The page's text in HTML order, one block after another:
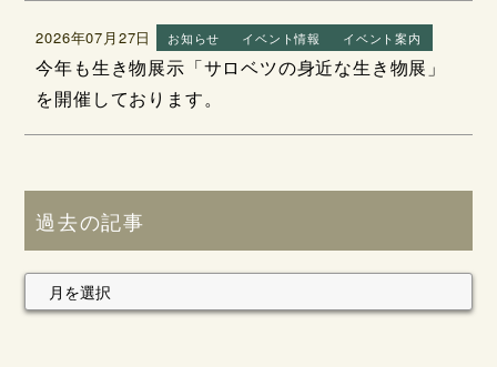
2026年07月27日 お知らせ イベント情報 イベント案内
今年も生き物展示「サロベツの身近な生き物展」
を開催しております。
過去の記事